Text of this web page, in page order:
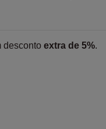
desconto extra de 5%.